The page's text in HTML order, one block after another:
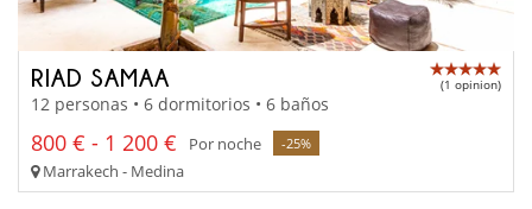
RIAD SAMAA (1 opinion)
12 personas • 6 dormitorios • 6 baños
800 € - 1 200 € Por noche -25%
Marrakech - Medina